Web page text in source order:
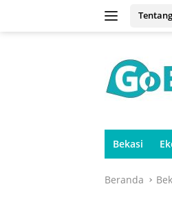
Bekasi
Beranda